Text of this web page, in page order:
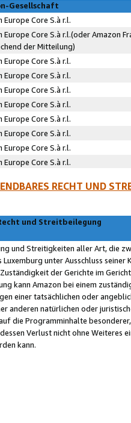
Gesellschaft
Europe Core S.à r.l.
Europe Core S.à r.l.(oder Amazon
der Mitteilung)
Europe Core S.à r.l.
Europe Core S.à r.l.
Europe Core S.à r.l.
Europe Core S.à r.l.
Europe Core S.à r.l.
Europe Core S.à r.l.
Europe Core S.à r.l.
Europe Core S.à r.l.
RECHT UND
und Streitbeilegung
und Streitigkeiten aller Art, die
unter Ausschluss
der Gerichte im
kann Amazon bei einem
einer tatsächlichen oder
anderen natürlichen oder
die Programminhalte
Verlust nicht ohne Weiteres
kann.